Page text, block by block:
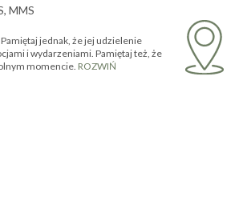
MMS
jednak, że jej udzielenie
i wydarzeniami. Pamiętaj też, że
momencie. ROZWIŃ